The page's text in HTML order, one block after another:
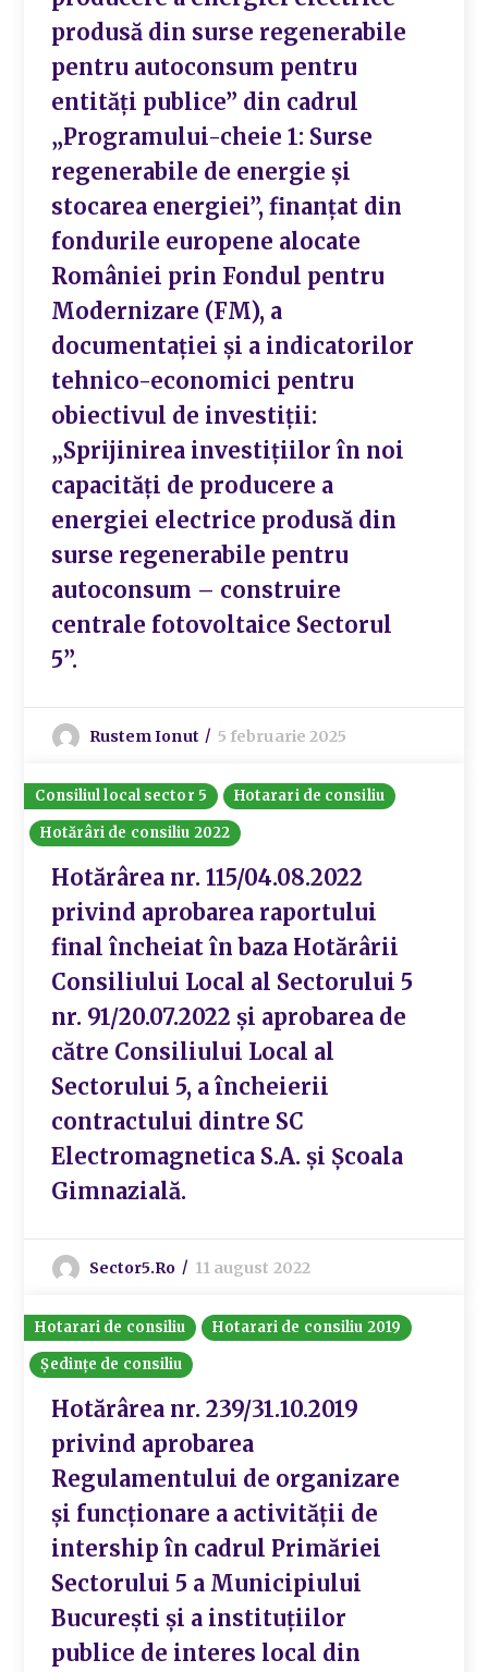
produsă din surse regenerabile
pentru autoconsum pentru
entități publice” din cadrul
„Programului-cheie 1: Surse
regenerabile de energie și
stocarea energiei”, finanțat din
fondurile europene alocate
României prin Fondul pentru
Modernizare (FM), a
documentației și a indicatorilor
tehnico-economici pentru
obiectivul de investiții:
„Sprijinirea investițiilor în noi
capacități de producere a
energiei electrice produsă din
surse regenerabile pentru
autoconsum – construire
centrale fotovoltaice Sectorul
5”.
Rustem Ionut 5 februarie 2025
Consiliul local sector 5
Hotarari de consiliu
Hotărâri de consiliu 2022
Hotărârea nr. 115/04.08.2022
privind aprobarea raportului
final încheiat în baza Hotărârii
Consiliului Local al Sectorului 5
nr. 91/20.07.2022 și aprobarea de
către Consiliului Local al
Sectorului 5, a încheierii
contractului dintre SC
Electromagnetica S.A. și Școala
Gimnazială.
Sector5.ro 11 august 2022
Hotarari de consiliu
Hotarari de consiliu 2019
Ședințe de consiliu
Hotărârea nr. 239/31.10.2019
privind aprobarea
Regulamentului de organizare
și funcționare a activității de
intership în cadrul Primăriei
Sectorului 5 a Municipiului
București și a instituțiilor
publice de interes local din